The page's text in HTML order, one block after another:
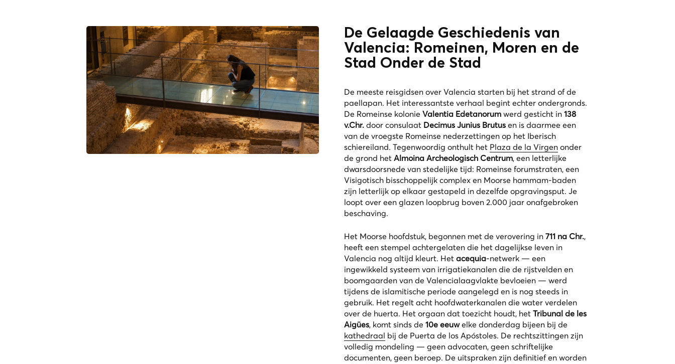
De Gelaagde Geschiedenis van
Valencia: Romeinen, Moren en de
Stad Onder de Stad
De meeste reisgidsen over Valencia starten bij het strand of de
paellapan. Het interessantste verhaal begint echter ondergronds.
De Romeinse kolonie Valentia Edetanorumwerd gesticht in 138
v.Chr.door consulaat Decimus Junius Brutusen is daarmee een
van de vroegste Romeinse nederzettingen op het Iberisch
schiereiland. Tegenwoordig onthult het Plaza de la Virgenonder
de grond het Almoina Archeologisch Centrum, een letterlijke
dwarsdoorsnede van stedelijke tijd: Romeinse forumstraten, een
Visigotisch bisschoppelijk complex en Moorse hammam-baden
zijn letterlijk op elkaar gestapeld in dezelfde opgravingsput. Je
loopt over een glazen loopbrug boven 2.000 jaar onafgebroken
beschaving.
Het Moorse hoofdstuk, begonnen met de verovering in 711 na Chr.,
heeft een stempel achtergelaten die het dagelijkse leven in
Valencia nog altijd kleurt. Het acequia-netwerk — een
ingewikkeld systeem van irrigatiekanalen die de rijstvelden en
boomgaarden van de Valencialaagvlakte bevloeien — werd
tijdens de islamitische periode aangelegd en is nog steeds in
gebruik. Het regelt acht hoofdwaterkanalen die water verdelen
over de huerta. Het orgaan dat toezicht houdt, het Tribunal de les
Aigües, komt sinds de 10e eeuwelke donderdag bijeen bij de
kathedraal bij de Puerta de los Apóstoles. De rechtszittingen zijn
volledig mondeling — geen advocaten, geen schriftelijke
documenten, geen beroep. De uitspraken zijn definitief en worden